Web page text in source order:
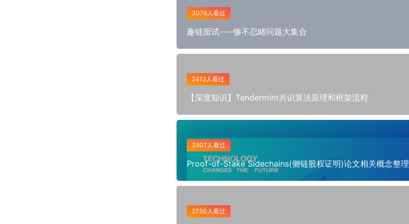
3078人看过
趣链面试----惨不忍睹问题大集合
2412人看过
【深度知识】Tendermint共识算法原理和框架流程
3507人看过
Proof-of-Stake Sidechains(侧链股权证明)论文相关概念整理
2730人看过